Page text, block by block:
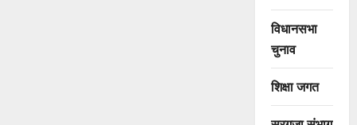
विधानसभा
चुनाव
शिक्षा जगत